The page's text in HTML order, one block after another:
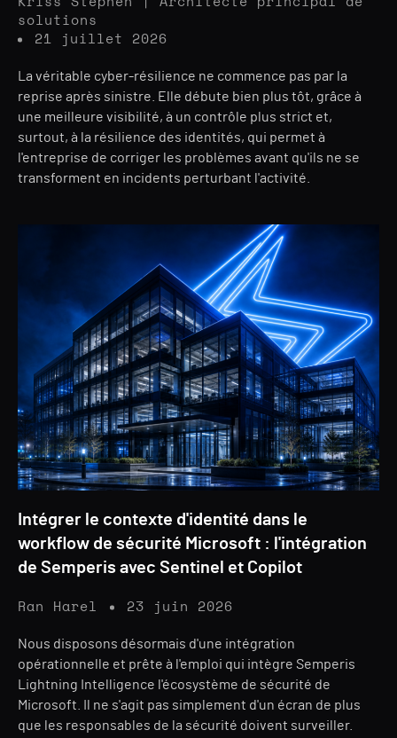
solutions
21 juillet 2026
La véritable cyber-résilience ne commence pas par la
reprise après sinistre. Elle débute bien plus tôt, grâce à
une meilleure visibilité, à un contrôle plus strict et,
surtout, à la résilience des identités, qui permet à
l'entreprise de corriger les problèmes avant qu'ils ne se
transforment en incidents perturbant l'activité.
Intégrer le contexte d'identité dans le
workflow de sécurité Microsoft : l'intégration
de Semperis avec Sentinel et Copilot
Ran Harel 23 juin 2026
Nous disposons désormais d'une intégration
opérationnelle et prête à l'emploi qui intègre Semperis
Lightning Intelligence l'écosystème de sécurité de
Microsoft. Il ne s'agit pas simplement d'un écran de plus
que les responsables de la sécurité doivent surveiller.